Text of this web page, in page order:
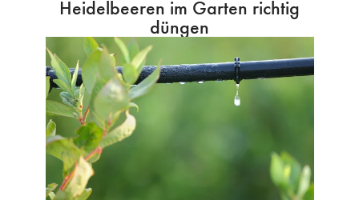
Heidelbeeren im Garten richtig
düngen